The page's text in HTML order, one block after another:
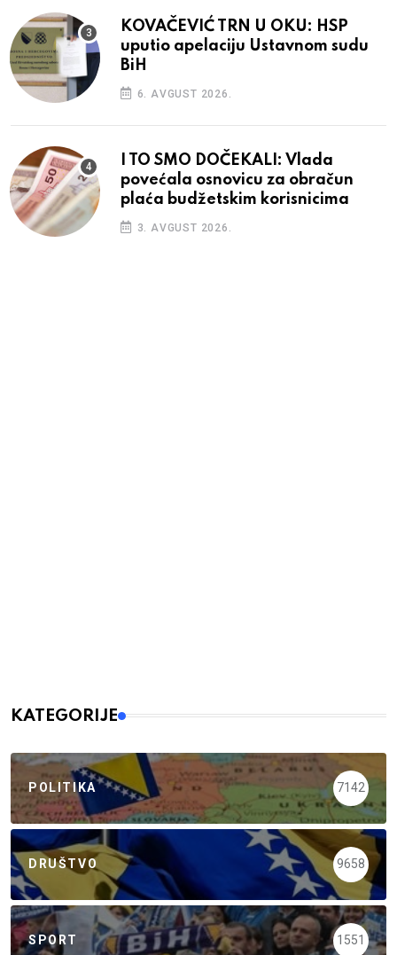
KOVAČEVIĆ TRN U OKU: HSP
uputio apelaciju Ustavnom sudu
BiH
6. AVGUST 2026.
I TO SMO DOČEKALI: Vlada
povećala osnovicu za obračun
plaća budžetskim korisnicima
3. AVGUST 2026.
KATEGORIJE
POLITIKA 7142
DRUŠTVO 9658
SPORT 1551